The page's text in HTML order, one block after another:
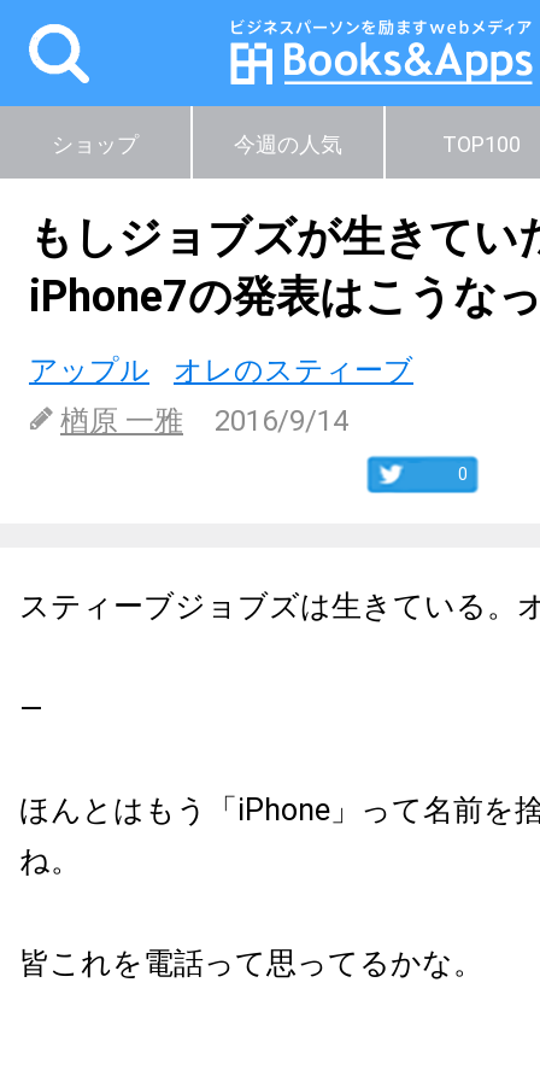
ショップ 今週の人気 TOP100
もしジョブズが生きてい
iPhone7の発表はこうな
アップル
オレのスティーブ
楢原 一雅
2016/9/14
0
スティーブジョブズは生きている。
—
ほんとはもう「iPhone」って名前を
ね。
皆これを電話って思ってるかな。